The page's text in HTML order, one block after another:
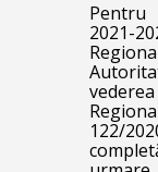
2021-
122/